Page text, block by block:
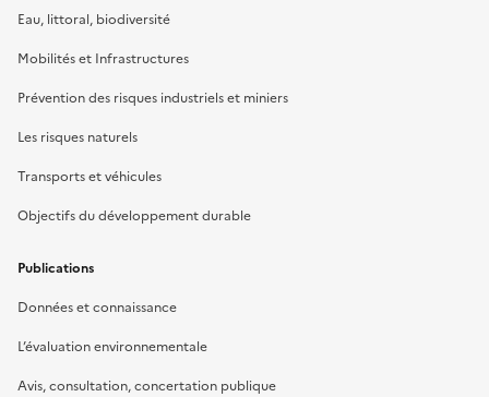
Eau, littoral, biodiversité
Mobilités et Infrastructures
Prévention des risques industriels et miniers
Les risques naturels
Transports et véhicules
Objectifs du développement durable
Publications
Données et connaissance
L’évaluation environnementale
Avis, consultation, concertation publique